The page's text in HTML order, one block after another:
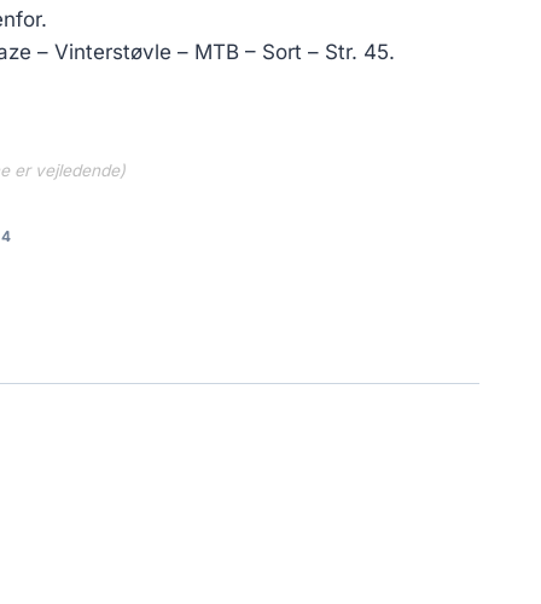
– Vinterstøvle – MTB – Sort – Str. 45.
er vejledende)